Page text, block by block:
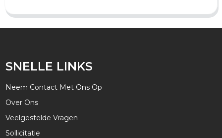
SNELLE LINKS
Neem Contact Met Ons Op
Over Ons
Veelgestelde Vragen
Sollicitatie